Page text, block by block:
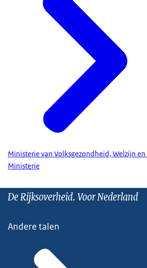
Ministerie van Volksgezondheid, Welzijn
Ministerie
De Rijksoverheid. Voor Nederland
Andere talen